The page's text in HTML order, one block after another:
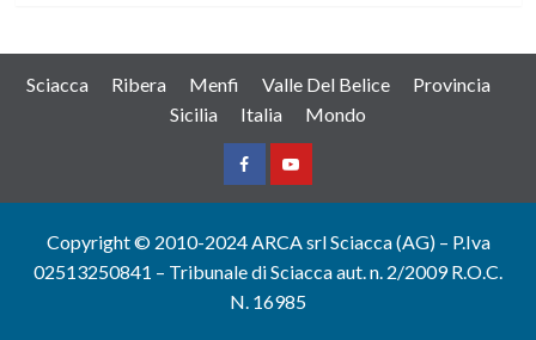
Sciacca Ribera Menfi Valle Del Belice
Provincia
Sicilia
Italia Mondo
FacebookYountube
Copyright © 2010-2024 ARCA srl Sciacca (AG) – P.Iva
02513250841 – Tribunale di Sciacca aut. n. 2/2009 R.O.C.
N. 16985